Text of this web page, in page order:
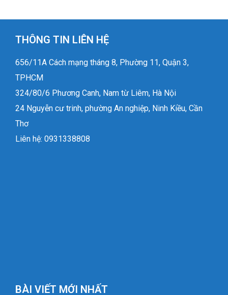
THÔNG TIN LIÊN HỆ
656/11A Cách mạng tháng 8, Phường 11, Quận 3,
TPHCM
324/80/6 Phương Canh, Nam từ Liêm, Hà Nội
24 Nguyễn cư trinh, phường An nghiệp, Ninh Kiều, Cần
Thơ
Liên hệ: 0931338808
BÀI VIẾT MỚI NHẤT